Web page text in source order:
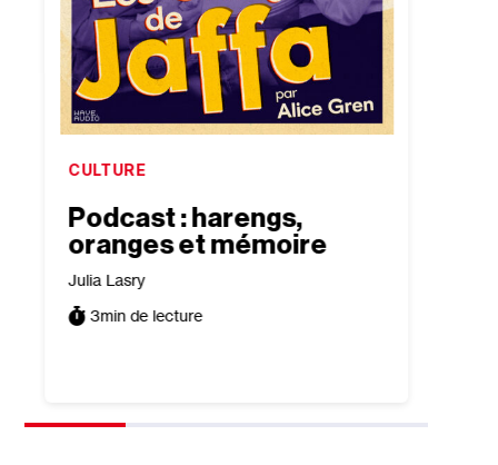
CULTURE
Podcast : harengs,
oranges et mémoire
Julia Lasry
3min de lecture